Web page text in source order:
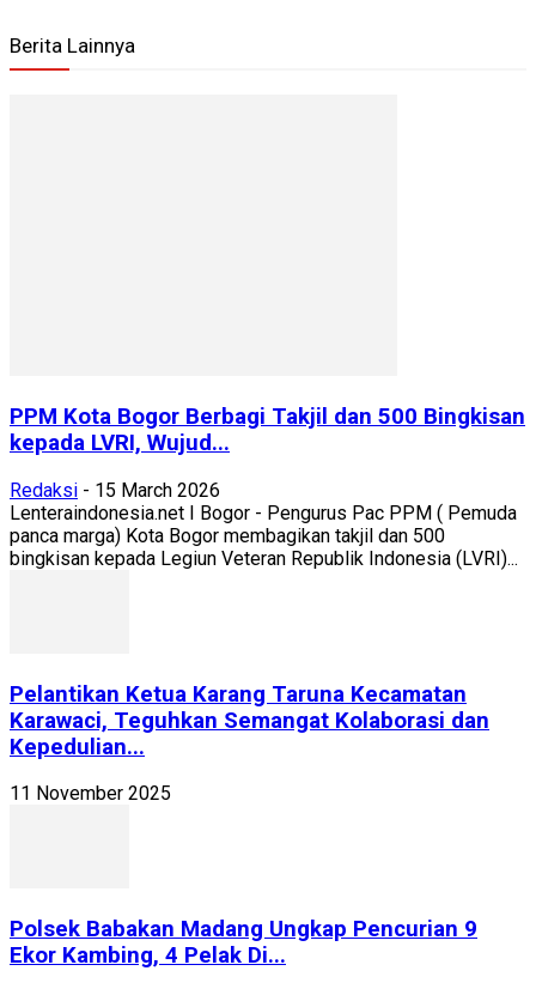
Berita Lainnya
PPM Kota Bogor Berbagi Takjil dan 500 Bingkisan
kepada LVRI, Wujud...
Redaksi - 15 March 2026
Lenteraindonesia.net I Bogor - Pengurus Pac PPM ( Pemuda
panca marga) Kota Bogor membagikan takjil dan 500
bingkisan kepada Legiun Veteran Republik Indonesia (LVRI)...
Pelantikan Ketua Karang Taruna Kecamatan
Karawaci, Teguhkan Semangat Kolaborasi dan
Kepedulian...
11 November 2025
Polsek Babakan Madang Ungkap Pencurian 9
Ekor Kambing, 4 Pelak Di...